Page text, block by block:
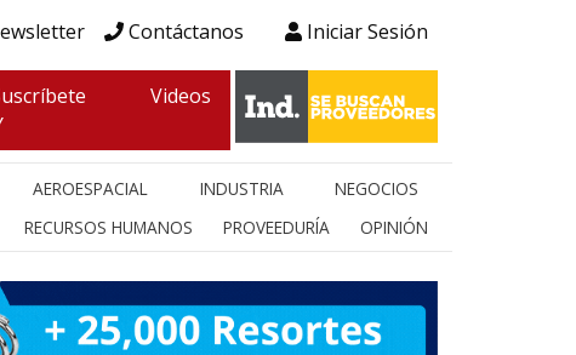
Contáctanos Iniciar Sesión
Videos
AEROESPACIAL INDUSTRIA
NEGOCIOS
RECURSOS HUMANOS PROVEEDURÍA OPINIÓN